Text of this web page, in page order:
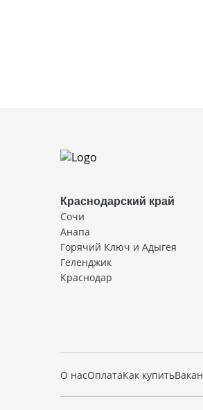
Краснодарский край
Сочи
Анапа
Горячий Ключ и Адыгея
Геленджик
Краснодар
О насОплатаКак купить